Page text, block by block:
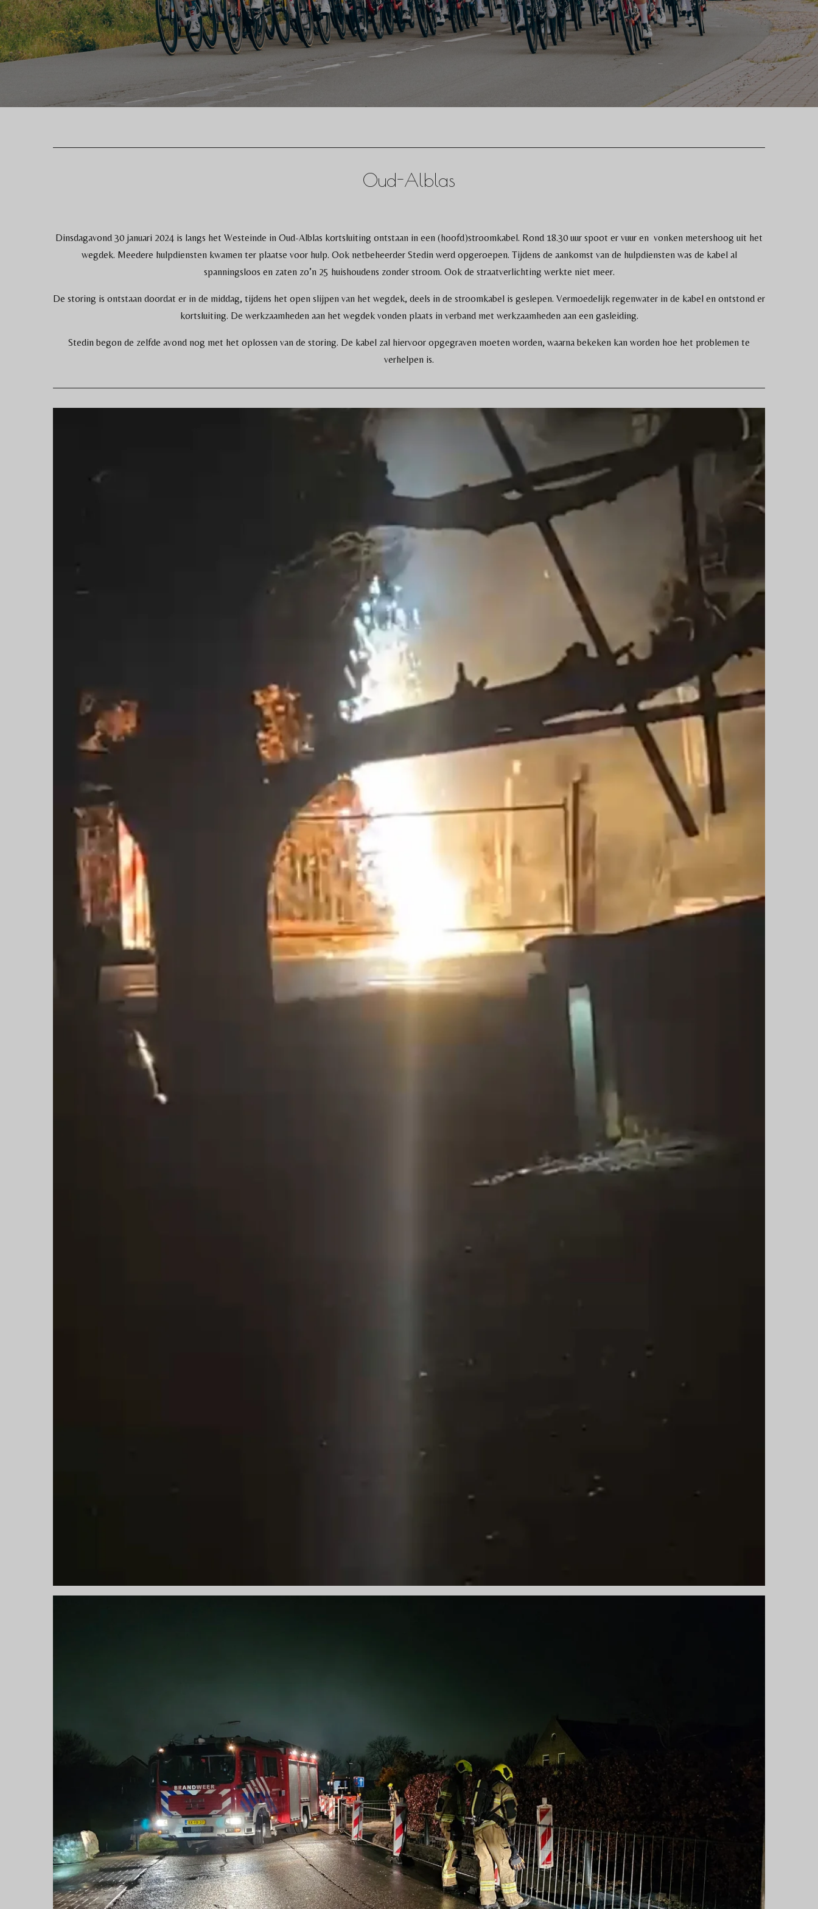
Oud-Alblas
Dinsdagavond 30 januari 2024 is langs het Westeinde in Oud-Alblas kortsluiting ontstaan in een (hoofd)stroomkabel. Rond 18.30 uur spoot er vuur en vonken metershoog uit het
wegdek. Meedere hulpdiensten kwamen ter plaatse voor hulp. Ook netbeheerder Stedin werd opgeroepen. Tijdens de aankomst van de hulpdiensten was de kabel al
spanningsloos en zaten zo’n 25 huishoudens zonder stroom. Ook de straatverlichting werkte niet meer.
De storing is ontstaan doordat er in de middag, tijdens het open slijpen van het wegdek, deels in de stroomkabel is geslepen. Vermoedelijk regenwater in de kabel en ontstond er
kortsluiting. De werkzaamheden aan het wegdek vonden plaats in verband met werkzaamheden aan een gasleiding.
Stedin begon de zelfde avond nog met het oplossen van de storing. De kabel zal hiervoor opgegraven moeten worden, waarna bekeken kan worden hoe het problemen te
verhelpen is.